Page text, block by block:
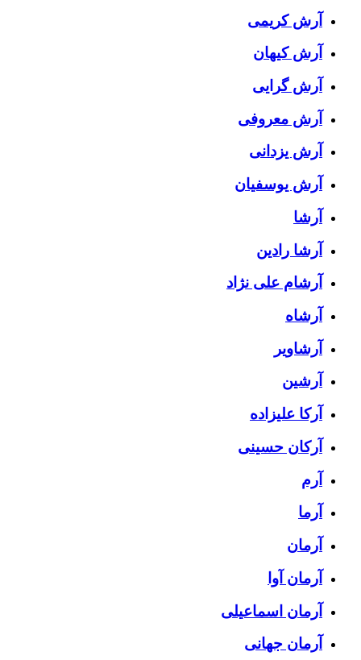
آرش کریمی
آرش کیهان
آرش گرایی
آرش معروفی
آرش یزدانی
آرش یوسفیان
آرشا
آرشا رادین
آرشام علی نژاد
آرشاه
آرشاویر
آرشین
آرکا علیزاده
آرکان حسینی
آرم
آرما
آرمان
آرمان آوا
آرمان اسماعیلی
آرمان جهانی